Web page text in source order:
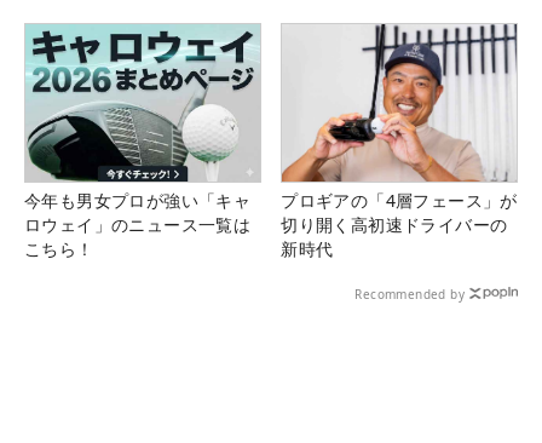
今年も男女プロが強い「キャ
ロウェイ」のニュース一覧は
こちら！
プロギアの「4層フェース」が
切り開く高初速ドライバーの
新時代
Recommended by